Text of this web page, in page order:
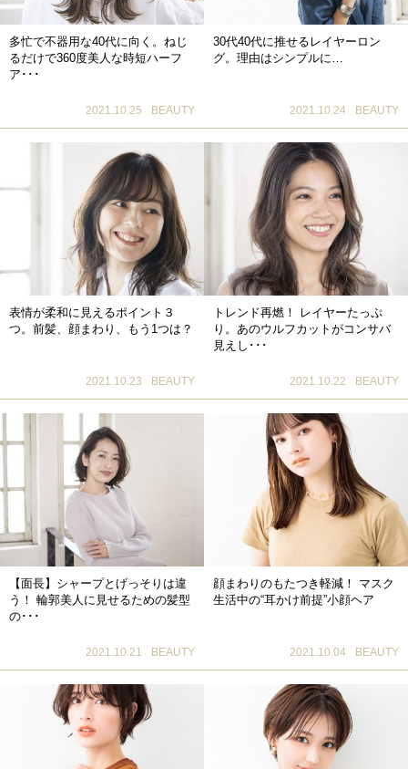
多忙で不器用な40代に向く。ねじ
るだけで360度美人な時短ハーフ
ア･･･
2021.10.25 BEAUTY
30代40代に推せるレイヤーロン
グ。理由はシンプルに…
2021.10.24 BEAUTY
表情が柔和に見えるポイント３
つ。前髪、顔まわり、もう1つは？
2021.10.23 BEAUTY
トレンド再燃！ レイヤーたっぷ
り。あのウルフカットがコンサバ
見えし･･･
2021.10.22 BEAUTY
【面長】シャープとげっそりは違
う！ 輪郭美人に見せるための髪型
の･･･
2021.10.21 BEAUTY
顔まわりのもたつき軽減！ マスク
生活中の“耳かけ前提”小顔ヘア
2021.10.04 BEAUTY